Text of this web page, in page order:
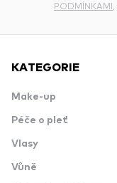
PODMÍNKAMI
KATEGORIE
Make-up
Péče o pleť
Vlasy
Vůně